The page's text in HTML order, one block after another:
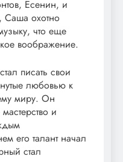
Есенин, и
Саша охотно
что еще
воображение.
писать свои
любовью к
миру. Он
и
его талант начал
стал